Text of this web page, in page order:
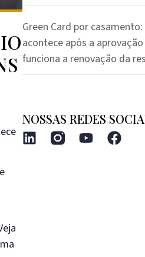
Green Card por
acontece após a
funciona a renovação da
NOSSAS REDES